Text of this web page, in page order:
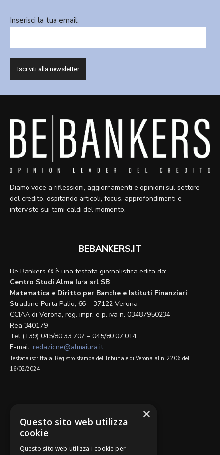
Inserisci la tua email:
Diamo voce a riflessioni, aggiornamenti e opinioni sul settore
del credito, ospitando articoli, focus, approfondimenti e
interviste sui temi caldi del momento.
BEBANKERS.IT
Be Bankers ® è una testata giornalistica edita da:
Centro Studi Alma Iura srl SB
Matematica e Diritto per Banche e Istituti Finanziari
Stradone Porta Palio, 66 – 37122 Verona
CCIAA di Verona, reg. impr. e p. iva n. 03487950234
Rea 340179
Tel (+39) 045/80.33.707 – 045/80.07.014
E-mail: redazione@almaiura.it
Testata iscritta al Registro stampa del Tribunale di Verona al n. 2206 del
16/02/2024
×
Questo sito web utilizza
cookie
Questo sito web utilizza i cookie per